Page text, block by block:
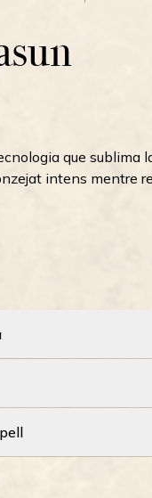
que sublima
intens mentre